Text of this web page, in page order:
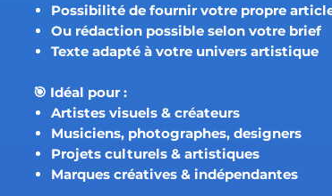
Possibilité de fournir votre propre
Ou rédaction possible selon votre brief
Texte adapté à votre univers artistique
🎯 Idéal pour :
Artistes visuels & créateurs
Musiciens, photographes, designers
Projets culturels & artistiques
Marques créatives & indépendantes